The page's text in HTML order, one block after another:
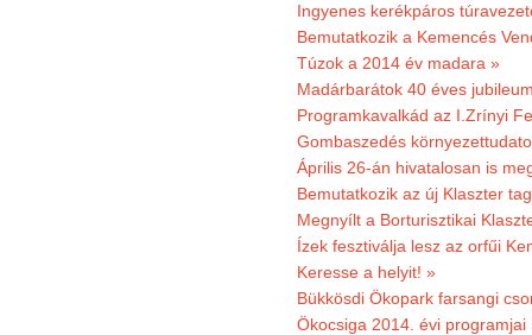
Ingyenes kerékpáros
Bemutatkozik a Kemencés
Túzok a 2014 év madara »
Madárbarátok 40 éves
Programkavalkád az I.Zrínyi
Gombaszedés
Április 26-án hivatalosan is
Bemutatkozik az új Klaszter
Megnyílt a Borturisztikai
Ízek fesztiválja lesz az orfűi
Keresse a helyit! »
Bükkösdi Ökopark farsangi
Ökocsiga 2014. évi programjai